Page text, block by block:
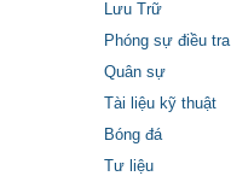
Lưu Trữ
Phóng sự điều tra
Quân sự
Tài liệu kỹ thuật
Bóng đá
Tư liệu